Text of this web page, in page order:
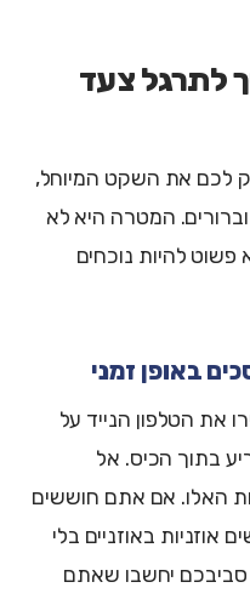
לתרגל צעד
לכם את השקט המיוחל,
המטרה היא לא
פשוט להיות נוכחים
את הטלפון הנייד על
בתוך הכיס. אל
האלו. אם אתם חוששים
אוזניות באוזניים בלי
יחשבו שאתם